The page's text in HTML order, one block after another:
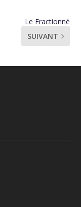
Le Fractionné
SUIVANT